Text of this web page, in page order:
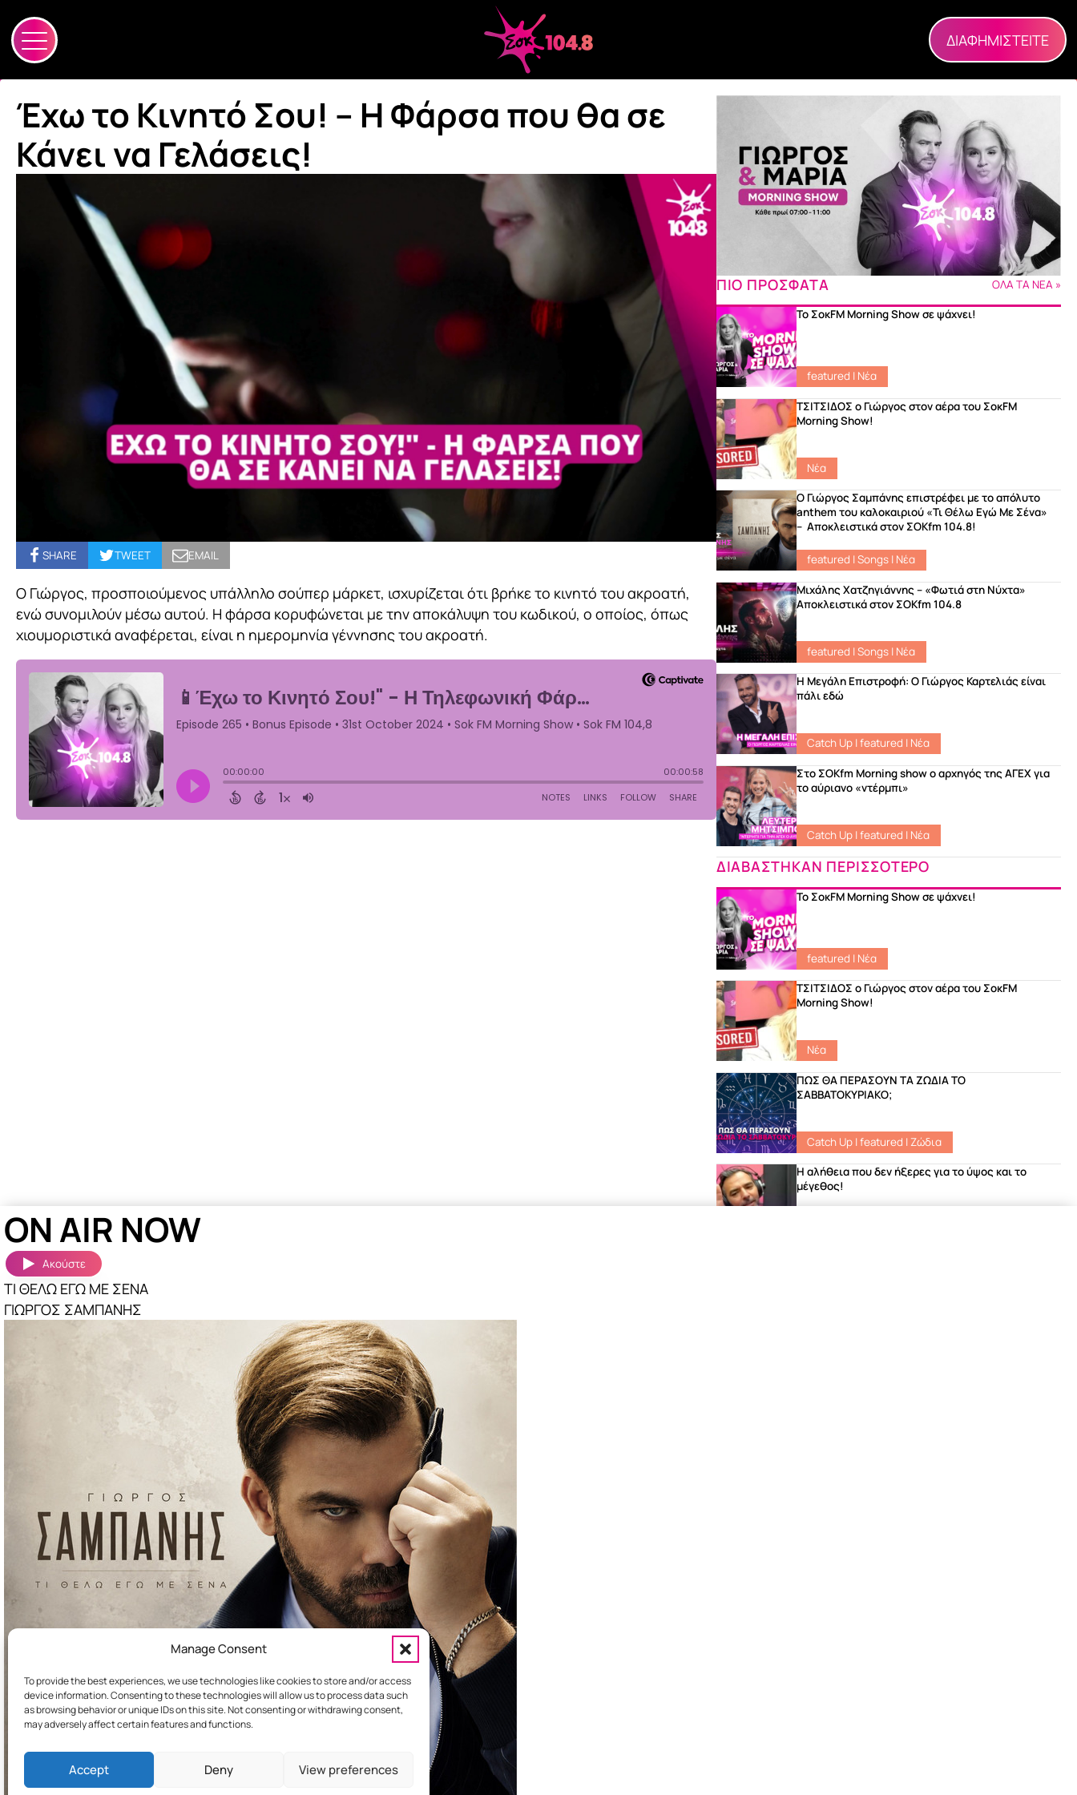
Manage Consent
To provide the best experiences, we use technologies like cookies to store and/or access
device information. Consenting to these technologies will allow us to process data such
as browsing behavior or unique IDs on this site. Not consenting or withdrawing consent,
may adversely affect certain features and functions.
Accept Deny View preferences
ΔΙΑΦΗΜΙΣΤΕΙΤΕ
Έχω το Κινητό Σου! – Η Φάρσα που θα σε
Κάνει να Γελάσεις!
SHARE TWEET EMAIL
Ο Γιώργος, προσποιούμενος υπάλληλο σούπερ μάρκετ, ισχυρίζεται ότι βρήκε το κινητό του ακροατή,
ενώ συνομιλούν μέσω αυτού. Η φάρσα κορυφώνεται με την αποκάλυψη του κωδικού, ο οποίος, όπως
χιουμοριστικά αναφέρεται, είναι η ημερομηνία γέννησης του ακροατή.
ΠΙΟ ΠΡΟΣΦΑΤΑ ΟΛΑ ΤΑ ΝΕΑ »
Το ΣοκFM Morning Show σε ψάχνει!
featured | Νέα
ΤΣΙΤΣΙΔΟΣ ο Γιώργος στον αέρα του ΣοκFM
Morning Show!
Νέα
Ο Γιώργος Σαμπάνης επιστρέφει με το απόλυτο
anthem του καλοκαιριού «Τι Θέλω Εγώ Με Σένα»
– Αποκλειστικά στον ΣΟΚfm 104.8!
featured |Songs | Νέα
Μιχάλης Χατζηγιάννης – «Φωτιά στη Νύχτα»
Αποκλειστικά στον ΣΟΚfm 104.8
featured |Songs | Νέα
Η Μεγάλη Επιστροφή: Ο Γιώργος Καρτελιάς είναι
πάλι εδώ
Catch Up |featured | Νέα
Στο ΣΟKfm Morning show ο αρχηγός της ΑΓΕΧ για
το αύριανο «ντέρμπι»
Catch Up |featured | Νέα
ΔΙΑΒΑΣΤΗΚΑΝ ΠΕΡΙΣΣΟΤΕΡΟ
Το ΣοκFM Morning Show σε ψάχνει!
featured | Νέα
ΤΣΙΤΣΙΔΟΣ ο Γιώργος στον αέρα του ΣοκFM
Morning Show!
Νέα
ΠΩΣ ΘΑ ΠΕΡΑΣΟΥΝ ΤΑ ΖΩΔΙΑ ΤΟ
ΣΑΒΒΑΤΟΚΥΡΙΑΚΟ;
Catch Up |featured |Ζώδια
Η αλήθεια που δεν ήξερες για το ύψος και το
μέγεθος!
ON AIR NOW
Ακούστε
ΤΙ ΘΕΛΩ ΕΓΩ ΜΕ ΣΕΝΑ
ΓΙΩΡΓΟΣ ΣΑΜΠΑΝΗΣ